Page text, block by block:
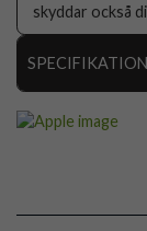
skyddar också